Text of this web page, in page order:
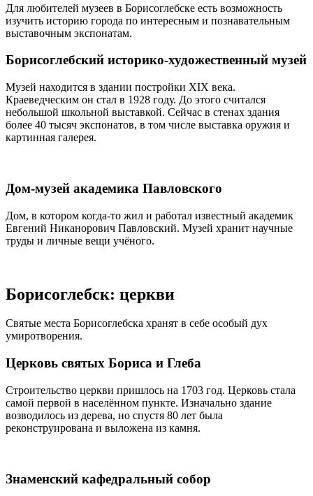
Для любителей музеев в Борисоглебске есть возможность
изучить историю города по интересным и познавательным
выставочным экспонатам.
Борисоглебский историко-художественный музей
Музей находится в здании постройки XIX века.
Краеведческим он стал в 1928 году. До этого считался
небольшой школьной выставкой. Сейчас в стенах здания
более 40 тысяч экспонатов, в том числе выставка оружия и
картинная галерея.
Дом-музей академика Павловского
Дом, в котором когда-то жил и работал известный академик
Евгений Никанорович Павловский. Музей хранит научные
труды и личные вещи учёного.
Борисоглебск: церкви
Святые места Борисоглебска хранят в себе особый дух
умиротворения.
Церковь святых Бориса и Глеба
Строительство церкви пришлось на 1703 год. Церковь стала
самой первой в населённом пункте. Изначально здание
возводилось из дерева, но спустя 80 лет была
реконструирована и выложена из камня.
Знаменский кафедральный собор